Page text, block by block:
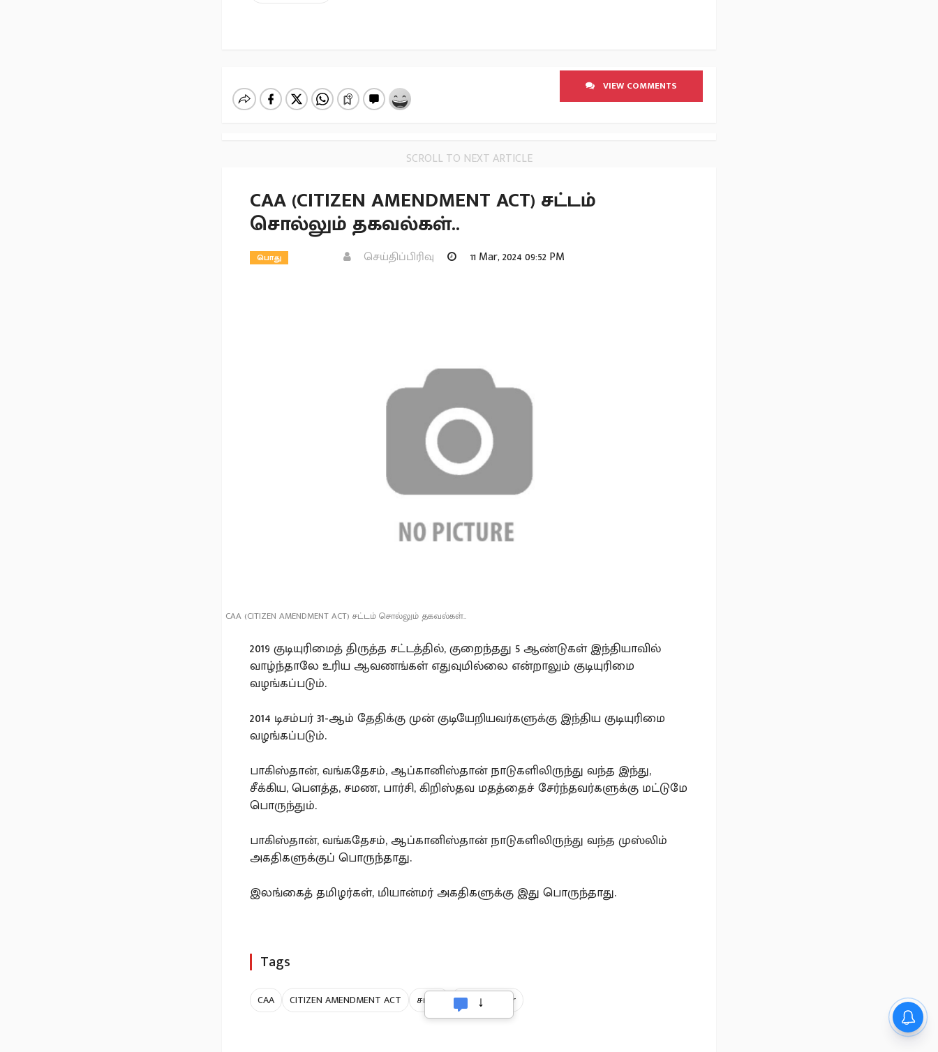
VIEW COMMENTS
SCROLL TO NEXT ARTICLE
CAA (CITIZEN AMENDMENT ACT) சட்டம்
சொல்லும் தகவல்கள்..
பொது செய்திப்பிரிவு 11 Mar, 2024 09:52 PM
CAA (CITIZEN AMENDMENT ACT) சட்டம் சொல்லும் தகவல்கள்..
2019 குடியுரிமைத் திருத்த சட்டத்தில், குறைந்தது 5 ஆண்டுகள் இந்தியாவில்
வாழ்ந்தாலே உரிய ஆவணங்கள் எதுவுமில்லை என்றாலும் குடியுரிமை
வழங்கப்படும்.
2014 டிசம்பர் 31-ஆம் தேதிக்கு முன் குடியேறியவர்களுக்கு இந்திய குடியுரிமை
வழங்கப்படும்.
பாகிஸ்தான், வங்கதேசம், ஆப்கானிஸ்தான் நாடுகளிலிருந்து வந்த இந்து,
சீக்கிய, பௌத்த, சமண, பார்சி, கிறிஸ்தவ மதத்தைச் சேர்ந்தவர்களுக்கு மட்டுமே
பொருந்தும்.
பாகிஸ்தான், வங்கதேசம், ஆப்கானிஸ்தான் நாடுகளிலிருந்து வந்த முஸ்லிம்
அகதிகளுக்குப் பொருந்தாது.
இலங்கைத் தமிழர்கள், மியான்மர் அகதிகளுக்கு இது பொருந்தாது.
Tags
CAA CITIZEN AMENDMENT ACT சட்டம் law and order